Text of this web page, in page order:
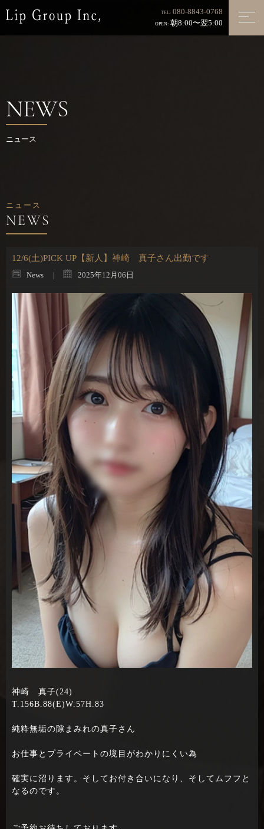
TEL: 080-8843-0768
OPEN: 朝8:00〜翌5:00
NEWS
ニュース
ニュース
12/6(土)PICK UP【新人】神崎 真子さん出勤です
News 2025年12月06日
神崎 真子(24)
T.156B.88(E)W.57H.83
純粋無垢の隙まみれの真子さん
お仕事とプライベートの境目がわかりにくい為
確実に沼ります。そしてお付き合いになり、そしてムフフと
なるのです。